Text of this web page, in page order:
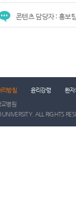
콘텐츠 담당자 : 홍보
리방침 윤리강령
환자
병원
ALL RIGHTS